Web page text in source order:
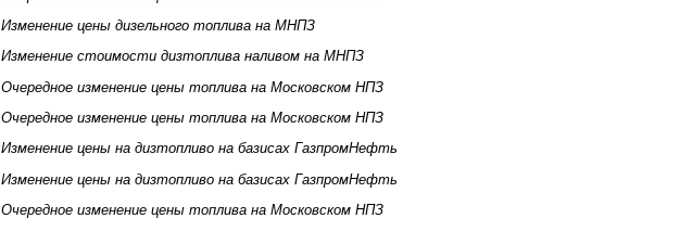
Изменение цены дизельного топлива на МНПЗ
Изменение стоимости дизтоплива наливом на МНПЗ
Очередное изменение цены топлива на Московском НПЗ
Очередное изменение цены топлива на Московском НПЗ
Изменение цены на дизтопливо на базисах ГазпромНефть
Изменение цены на дизтопливо на базисах ГазпромНефть
Очередное изменение цены топлива на Московском НПЗ